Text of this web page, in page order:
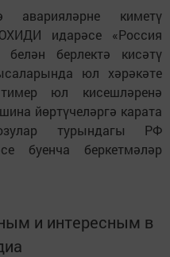
киметү
идарәсе «Россия
берлектә кисәтү
юл хәрәкәте
юл кисешләренә
йөртүчеләргә карата
турындагы РФ
буенча беркетмәләр
и интересным в